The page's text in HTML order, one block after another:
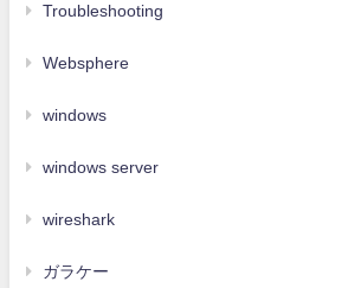
Troubleshooting
Websphere
windows
windows server
wireshark
ガラケー